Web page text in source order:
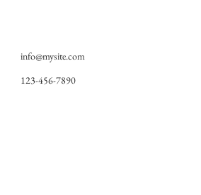
info@mysite.com
123-456-7890